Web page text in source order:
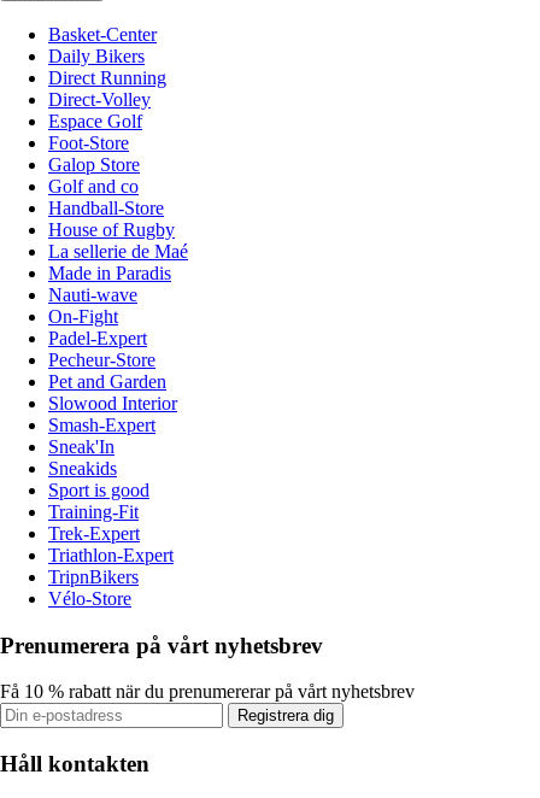
Basket-Center
Daily Bikers
Direct Running
Direct-Volley
Espace Golf
Foot-Store
Galop Store
Golf and co
Handball-Store
House of Rugby
La sellerie de Maé
Made in Paradis
Nauti-wave
On-Fight
Padel-Expert
Pecheur-Store
Pet and Garden
Slowood Interior
Smash-Expert
Sneak'In
Sneakids
Sport is good
Training-Fit
Trek-Expert
Triathlon-Expert
TripnBikers
Vélo-Store
Prenumerera på vårt nyhetsbrev
Få 10 % rabatt när du prenumererar på vårt nyhetsbrev
Registrera dig
Håll kontakten